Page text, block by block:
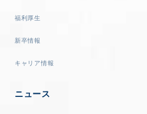
福利厚生
新卒情報
キャリア情報
ニュース